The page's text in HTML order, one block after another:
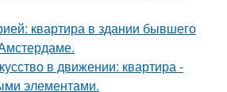
квартира в здании бывшего
в движении: квартира -
элементами.